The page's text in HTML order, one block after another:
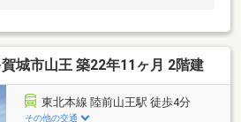
城市山王 築22年11ヶ月 2階建
東北本線 陸前山王駅 徒歩4分
その他の交通